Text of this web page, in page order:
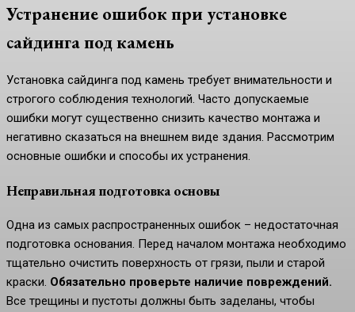
Устранение ошибок при установке
сайдинга под камень
Установка сайдинга под камень требует внимательности и
строгого соблюдения технологий. Часто допускаемые
ошибки могут существенно снизить качество монтажа и
негативно сказаться на внешнем виде здания. Рассмотрим
основные ошибки и способы их устранения.
Неправильная подготовка основы
Одна из самых распространенных ошибок – недостаточная
подготовка основания. Перед началом монтажа необходимо
тщательно очистить поверхность от грязи, пыли и старой
краски. Обязательно проверьте наличие повреждений.
Все трещины и пустоты должны быть заделаны, чтобы